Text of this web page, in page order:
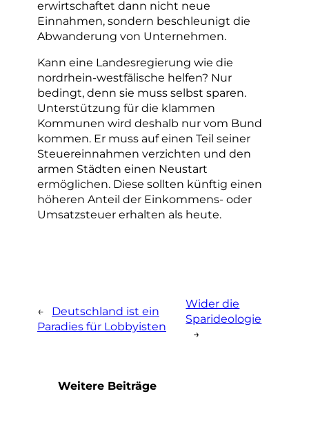
erwirtschaftet dann nicht neue
Einnahmen, sondern beschleunigt die
Abwanderung von Unternehmen.
Kann eine Landesregierung wie die
nordrhein-westfälische helfen? Nur
bedingt, denn sie muss selbst sparen.
Unterstützung für die klammen
Kommunen wird deshalb nur vom Bund
kommen. Er muss auf einen Teil seiner
Steuereinnahmen verzichten und den
armen Städten einen Neustart
ermöglichen. Diese sollten künftig einen
höheren Anteil der Einkommens- oder
Umsatzsteuer erhalten als heute.
←
Deutschland ist ein
Paradies für Lobbyisten
Wider die
Sparideologie
→
Weitere Beiträge